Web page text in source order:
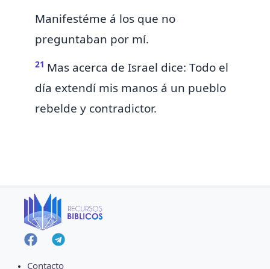
Manifestéme á los que no
preguntaban por mí.
21 Mas acerca de Israel dice: Todo el
día extendí mis manos á un pueblo
rebelde y contradictor.
Contacto